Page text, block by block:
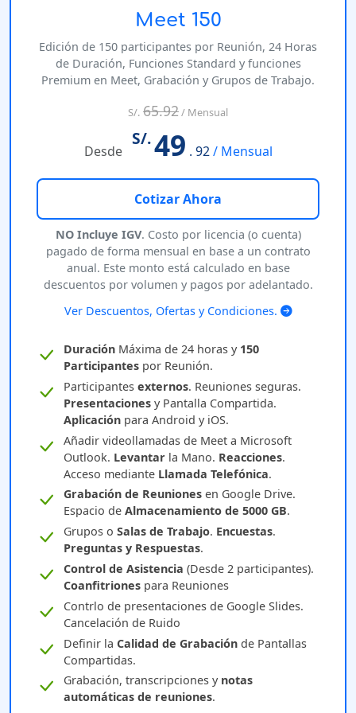
Meet 150
Edición de 150 participantes por Reunión, 24 Horas
de Duración, Funciones Standard y funciones
Premium en Meet, Grabación y Grupos de Trabajo.
S/. 65.92/ Mensual
Desde
S/.49 . 92/ Mensual
Cotizar Ahora
NO Incluye IGV. Costo por licencia (o cuenta)
pagado de forma mensual en base a un contrato
anual. Este monto está calculado en base
descuentos por volumen y pagos por adelantado.
Ver Descuentos, Ofertas y Condiciones.
DuraciónMáxima de 24 horas y 150
Participantespor Reunión.
Participantes externos. Reuniones seguras.
Presentacionesy Pantalla Compartida.
Aplicaciónpara Android y iOS.
Añadir videollamadas de Meet a Microsoft
Outlook. Levantarla Mano. Reacciones.
Acceso mediante Llamada Telefónica.
Grabación de Reunionesen Google Drive.
Espacio de Almacenamiento de 5000 GB.
Grupos o Salas de Trabajo. Encuestas.
Preguntas y Respuestas.
Control de Asistencia (Desde 2 participantes).
Coanfitrionespara Reuniones
Contrlo de presentaciones de Google Slides.
Cancelación de Ruido
Definir la Calidad de Grabaciónde Pantallas
Compartidas.
Grabación, transcripciones y notas
automáticas de reuniones.